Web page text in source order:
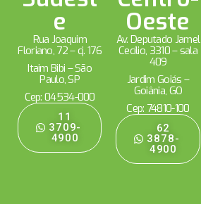
e
Rua Joaquim
Floriano, 72 – cj. 176
Itaim Bibi – São
Paulo, SP
Cep: 04534-000
11
3709-
4900
Oeste
Av. Deputado Jamel
Cecílio, 3310 – sala
409
Jardim Goiás –
Goiânia, GO
Cep: 74810-100
62
3878-
4900